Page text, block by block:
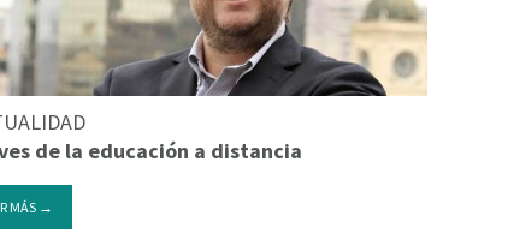
de la educación a distancia
MÁS →